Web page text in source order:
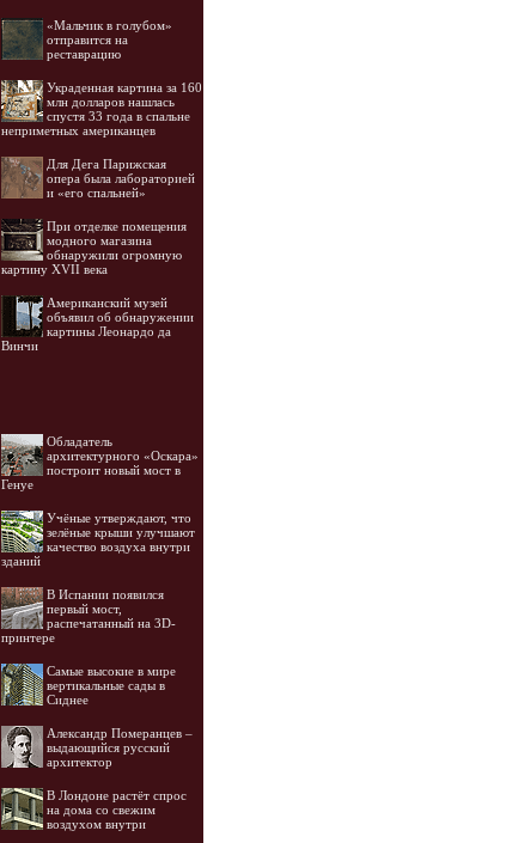
«Мальчик в голубом»
отправится на
реставрацию
Украденная картина за 160
млн долларов нашлась
спустя 33 года в спальне
неприметных американцев
Для Дега Парижская
опера была лабораторией
и «его спальней»
При отделке помещения
модного магазина
обнаружили огромную
картину XVII века
Американский музей
объявил об обнаружении
картины Леонардо да
Винчи
Обладатель
архитектурного «Оскара»
построит новый мост в
Генуе
Учёные утверждают, что
зелёные крыши улучшают
качество воздуха внутри
зданий
В Испании появился
первый мост,
распечатанный на 3D-
принтере
Самые высокие в мире
вертикальные сады в
Сиднее
Александр Померанцев –
выдающийся русский
архитектор
В Лондоне растёт спрос
на дома со свежим
воздухом внутри